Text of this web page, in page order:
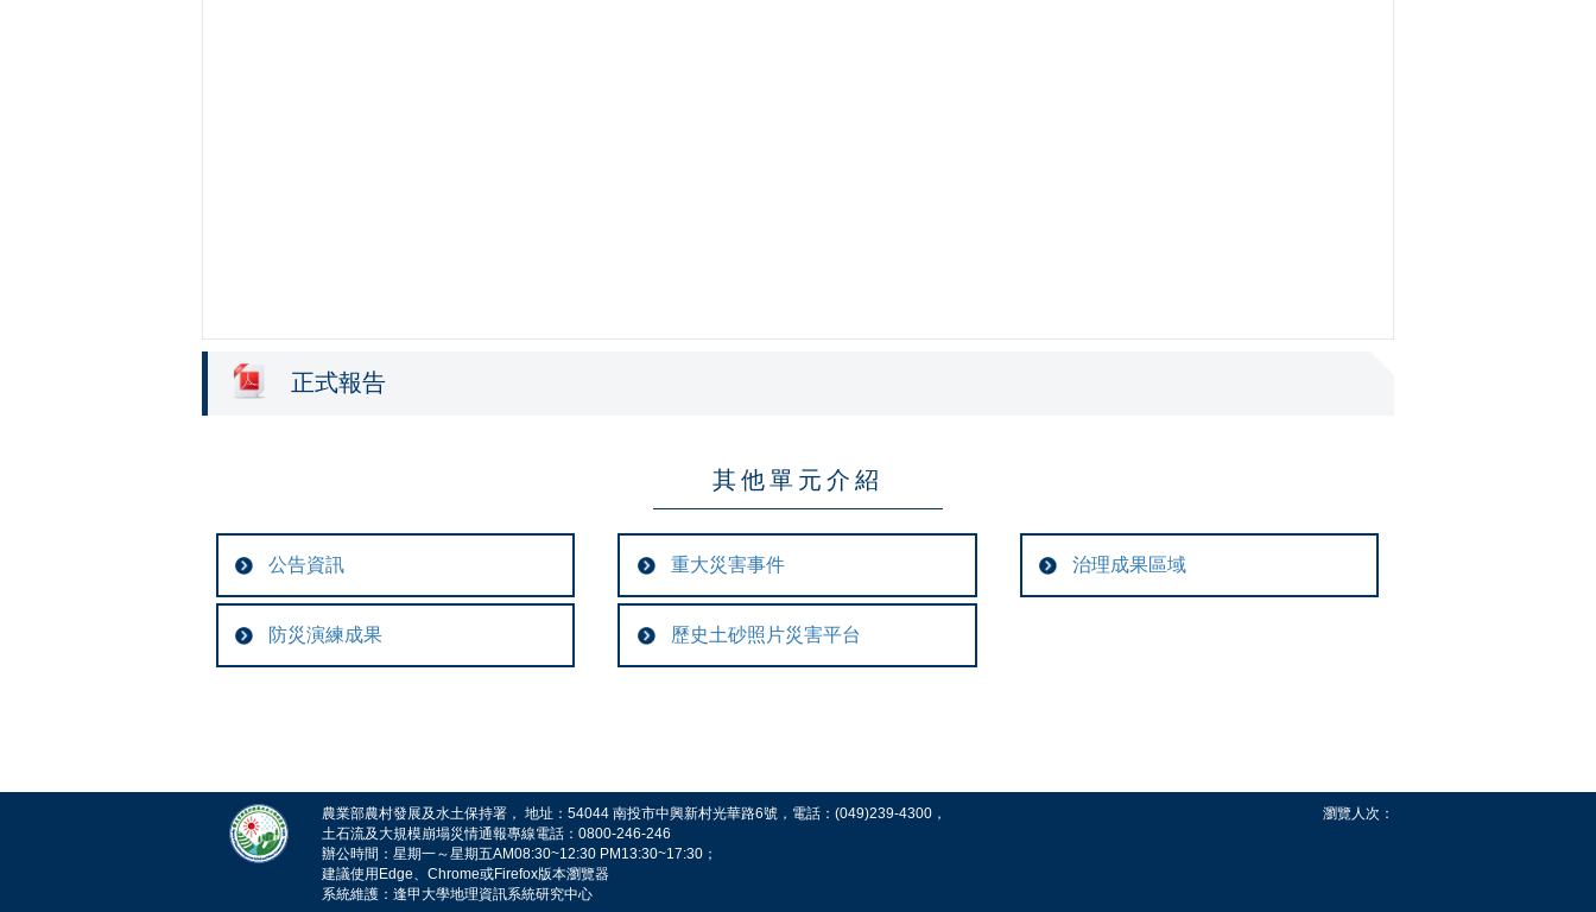
正式報告
其他單元介紹
公告資訊 重大災害事件 治理成果區域
防災演練成果 歷史土砂照片災害平台
農業部農村發展及水土保持署， 地址：54044 南投市中興新村光華路6號，電話：(049)239-4300，
土石流及大規模崩塌災情通報專線電話：0800-246-246
辦公時間：星期一～星期五AM08:30~12:30 PM13:30~17:30；
建議使用Edge、Chrome或Firefox版本瀏覽器
系統維護：逢甲大學地理資訊系統研究中心
瀏覽人次：